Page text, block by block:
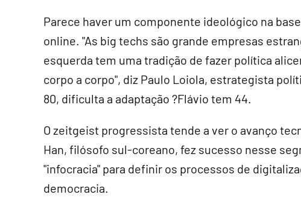
Parece haver um componente ideológico na
online. "As big techs são grande empresas
esquerda tem uma tradição de fazer política
corpo a corpo", diz Paulo Loiola, estrategista
80, dificulta a adaptação ?Flávio tem 44.
O zeitgeist progressista tende a ver o avanço
Han, filósofo sul-coreano, fez sucesso nesse
"infocracia" para definir os processos de
democracia.